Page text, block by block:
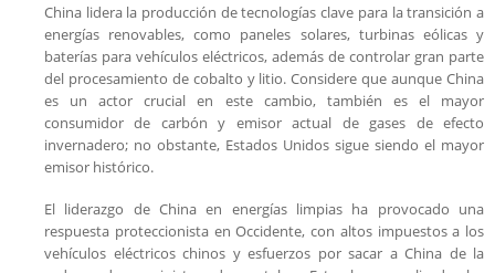
China lidera la producción de tecnologías clave para la transición a
energías renovables, como paneles solares, turbinas eólicas y
baterías para vehículos eléctricos, además de controlar gran parte
del procesamiento de cobalto y litio. Considere que aunque China
es un actor crucial en este cambio, también es el mayor
consumidor de carbón y emisor actual de gases de efecto
invernadero; no obstante, Estados Unidos sigue siendo el mayor
emisor histórico.
El liderazgo de China en energías limpias ha provocado una
respuesta proteccionista en Occidente, con altos impuestos a los
vehículos eléctricos chinos y esfuerzos por sacar a China de la